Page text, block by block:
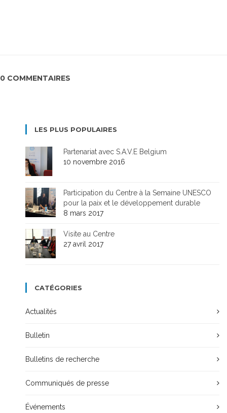
0 COMMENTAIRES
LES PLUS POPULAIRES
Partenariat avec S.A.V.E Belgium
10 novembre 2016
Participation du Centre à la Semaine UNESCO
pour la paix et le développement durable
8 mars 2017
Visite au Centre
27 avril 2017
CATÉGORIES
Actualités
Bulletin
Bulletins de recherche
Communiqués de presse
Événements